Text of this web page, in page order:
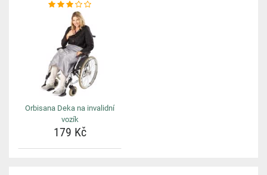
Orbisana Deka na invalidní
vozík
179 Kč